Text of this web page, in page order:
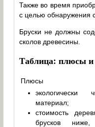
Также во время
с целью обнаружения
Бруски не должны
сколов древесины.
Таблица: плюсы
Плюсы
экологически
материал;
стоимость
брусков